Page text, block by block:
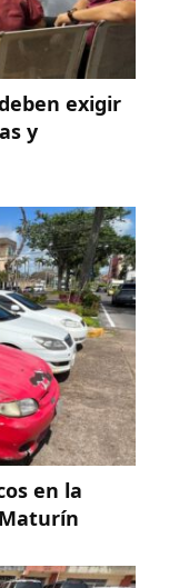
exigir
y
en la